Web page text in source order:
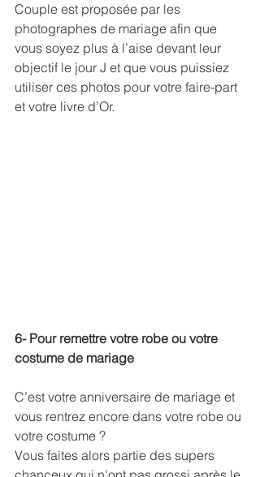
Couple est proposée par les
photographes de mariage afin que
vous soyez plus à l’aise devant leur
objectif le jour J et que vous puissiez
utiliser ces photos pour votre faire-part
et votre livre d’Or.
6- Pour remettre votre robe ou votre
costume de mariage
C’est votre anniversaire de mariage et
vous rentrez encore dans votre robe ou
votre costume ?
Vous faites alors partie des supers